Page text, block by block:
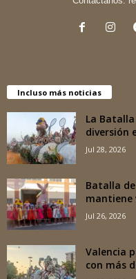
Incluso más noticias
La
diversión
Jul 28, 2026
Batalla
mantiene
Jul 26, 2026
Valencia
con más